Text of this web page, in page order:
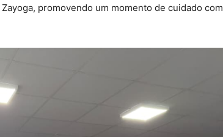
promovendo um momento de cuidado com